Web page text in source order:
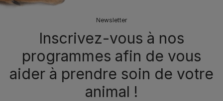
Newsletter
Inscrivez-vous à nos
programmes afin de vous
aider à prendre soin de votre
animal !